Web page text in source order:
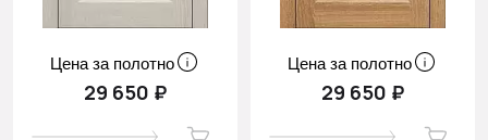
Цена за полотно
29 650 ₽
Цена за полотно
29 650 ₽